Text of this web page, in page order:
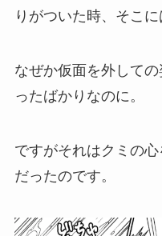
りがついた時、そこ
なぜか仮面を外して
ったばかりなのに。
ですがそれはクミの
だったのです。